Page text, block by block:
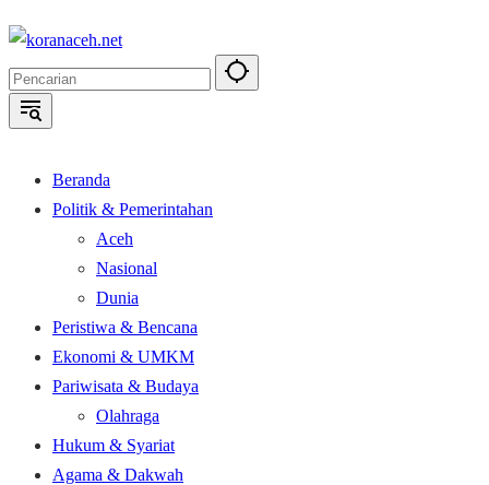
Langsung
konten
Beranda
Politik & Pemerintahan
Aceh
Nasional
Dunia
Peristiwa & Bencana
Ekonomi & UMKM
Pariwisata & Budaya
Olahraga
Hukum & Syariat
Agama & Dakwah